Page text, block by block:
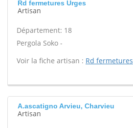
Rd fermetures Urges
Artisan
Département: 18
Pergola Soko -
Voir la fiche artisan : Rd fermetures
A.ascatigno Arvieu, Charvieu
Artisan